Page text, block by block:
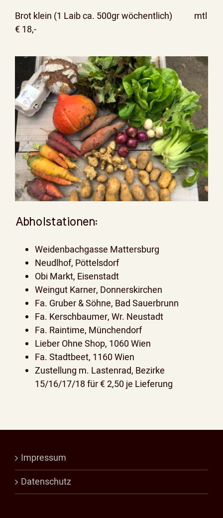
Brot klein (1 Laib ca. 500gr wöchentlich) mtl
€ 18,-
Abholstationen:
Weidenbachgasse Mattersburg
Neudlhof, Pöttelsdorf
Obi Markt, Eisenstadt
Weingut Karner, Donnerskirchen
Fa. Gruber & Söhne, Bad Sauerbrunn
Fa. Kerschbaumer, Wr. Neustadt
Fa. Raintime, Münchendorf
Lieber Ohne Shop, 1060 Wien
Fa. Stadtbeet, 1160 Wien
Zustellung m. Lastenrad, Bezirke
15/16/17/18 für € 2,50 je Lieferung
Impressum
Datenschutz